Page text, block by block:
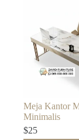
Meja Kantor
Minimalis
$25